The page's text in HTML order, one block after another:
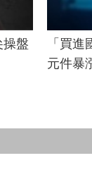
操盤
「買
元件暴